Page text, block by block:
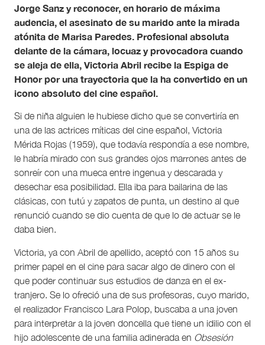
Jorge Sanz y reconocer, en horario de máxima
audencia, el asesinato de su marido ante la mirada
atónita de Marisa Paredes. Profesional absoluta
delante de la cámara, locuaz y provocadora cuando
se aleja de ella, Victoria Abril recibe la Espiga de
Honor por una trayectoria que la ha convertido en un
icono absoluto del cine español.
Si de niña alguien le hubiese dicho que se convertiría en
una de las actrices míticas del cine español, Victoria
Mérida Rojas (1959), que todavía respondía a ese nombre,
le habría mirado con sus grandes ojos marrones antes de
sonreír con una mueca entre ingenua y descarada y
desechar esa posibilidad. Ella iba para bailarina de las
clásicas, con tutú y zapatos de punta, un destino al que
renunció cuando se dio cuenta de que lo de actuar se le
daba bien.
Victoria, ya con Abril de apellido, aceptó con 15 años su
primer papel en el cine para sacar algo de dinero con el
que poder continuar sus estudios de danza en el ex-
tranjero. Se lo ofreció una de sus profesoras, cuyo marido,
el realizador Francisco Lara Polop, buscaba a una joven
para interpretar a la joven doncella que tiene un idilio con el
hijo adolescente de una familia adinerada en Obsesión